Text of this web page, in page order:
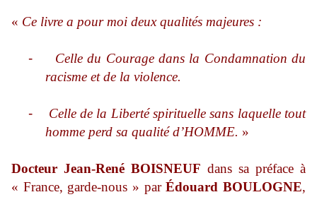
« Ce livre a pour moi deux qualités majeures :
-
Celle du Courage dans la Condamnation du
racisme et de la violence.
-
Celle de la Liberté spirituelle sans laquelle tout
homme perd sa qualité d’HOMME. »
Docteur Jean-René BOISNEUF dans sa préface à
« France, garde-nous » parÉdouard BOULOGNE,